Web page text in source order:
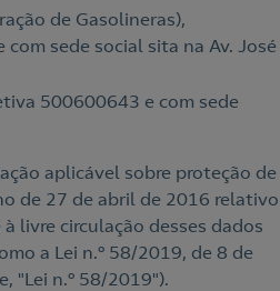
de Gasolineras),
sede social sita na Av. José
500600643 e com sede
aplicável sobre proteção de
de 27 de abril de 2016 relativo
livre circulação desses dados
a Lei n.º 58/2019, de 8 de
"Lei n.º 58/2019").